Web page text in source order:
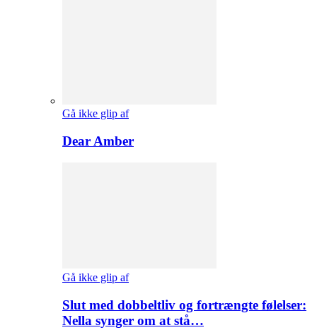
Gå ikke glip af
Dear Amber
Gå ikke glip af
Slut med dobbeltliv og fortrængte følelser:
Nella synger om at stå…